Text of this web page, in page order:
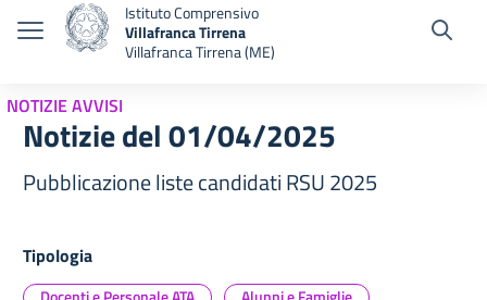
Istituto Comprensivo
Villafranca Tirrena
Villafranca Tirrena (ME)
NOTIZIE AVVISI
Notizie del 01/04/2025
Pubblicazione liste candidati RSU 2025
Tipologia